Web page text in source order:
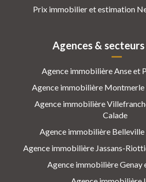
Prix immobilier et estimation
Agences &
Agence immobilière Anse et
Agence immobilière Montmerle
Agence immobilière
Calade
Agence immobilière Belleville
Agence immobilière Jassans-
Agence immobilière Genay